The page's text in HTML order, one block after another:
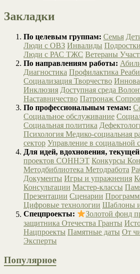
Закладки
По целевым группам: Семья
Люди с ОВЗ Инвалиды Подростки
Люди с РАС ТЖС Ветераны
По направлениям работы:
Диагностика Профилактика
Социализация Творчество
Инклюзия Доступная среда
Наставничество Патронаж
По профессиональным темам:
Социальное обслуживание
Социальная политика
Психология Медико-социальная
сектор Управление в социальной
Для идей, вдохновения,
проектов СОННЭТ Конкурсы
Методбиблиотека Методработа
Документы Игры и упражнения
Консультации Мастер-классы
Презентации Сценарии
Цифровые технологии Шаблоны
Спецпроекты:
Золотой фонд
защитника Отечества Гранты
Нацпроекты Памятные даты От
Эксперты
Популярное